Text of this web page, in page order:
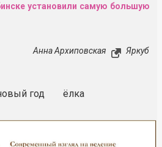
установили самую большую
Анна Архиповская Яркуб
год
ёлка